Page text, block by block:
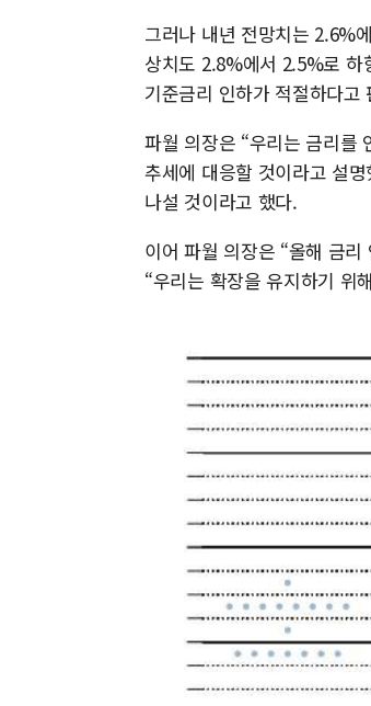
그러나 내년 전망치는 2.6%
상치도 2.8%에서 2.5%로
기준금리 인하가 적절하다
파월 의장은 “우리는 금리를
추세에 대응할 것이라고 설
나설 것이라고 했다.
이어 파월 의장은 “올해 금
“우리는 확장을 유지하기 위